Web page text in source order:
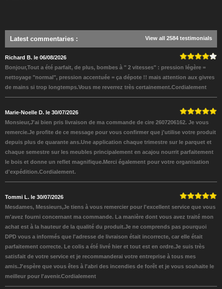
Latest commentaries : View all 2584 testimonials
Richard B. le 06/08/2026
Bonjour,Tout a été parfait, de plus, bombes à " 2 vitesses" : pression légère =
nettoyage "normal", pression accentuée = ça dépote !! mais attention aux givres
de mains si trop longtemps.Vous me reverrez très certainement.Cordialement
Marie-Noelle D. le 30/07/2026
Monsieur,J'ai bien pris livraison de ma commande de cire 2607206162. Je vous
remercie.Je profite de ce message pour vous confirmer que j'utilise votre produit
depuis plus de quarante ans.Une application chaque trimestre sur le parquet et
chaque semestre sur les meubles principalement en acajou nourrit parfaitement
le bois et donne un reflet magnifique.Merci également pour votre organisation
d'expédition.Cordialement.
Tommi L. le 30/07/2026
Mesdames, Messieurs,Je tiens à vous remercier pour l'excellent service que vous
m'avez fourni concernant ma commande. La manière dont vous avez traité mon
achat est à la hauteur de la qualité du produit.Je ne comprends pas pourquoi
DPD vous a informés que l'adresse de livraison était incorrecte, car elle était
parfaitement correcte. Le colis a été livré hier et tout est en ordre.Je suis très
satisfait de votre service et je recommanderai votre entreprise à tous mes
amis.J'espère que vous êtes à l'abri des incendies de forêt et je vous souhaite le
meilleur pour l'avenir.Cordialement